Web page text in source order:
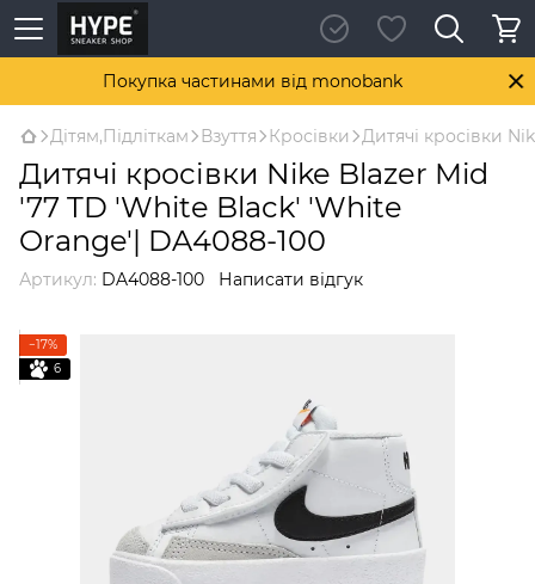
Покупка частинами від monobank
Дітям,Підліткам Взуття Кросівки Дитячі кросівки
Дитячі кросівки Nike Blazer Mid
'77 TD 'White Black' 'White
Orange'| DA4088-100
Артикул: DA4088-100 Написати відгук
−17%
6